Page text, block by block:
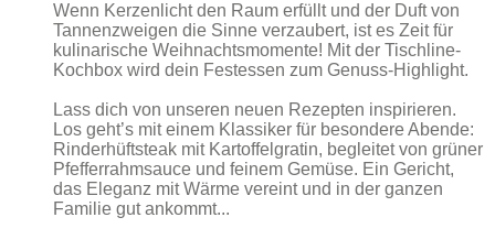
Wenn Kerzenlicht den Raum erfüllt und der Duft von
Tannenzweigen die Sinne verzaubert, ist es Zeit für
kulinarische Weihnachtsmomente! Mit der Tischline-
Kochbox wird dein Festessen zum Genuss-Highlight.
Lass dich von unseren neuen Rezepten inspirieren.
Los geht’s mit einem Klassiker für besondere Abende:
Rinderhüftsteak mit Kartoffelgratin, begleitet von grüner
Pfefferrahmsauce und feinem Gemüse. Ein Gericht,
das Eleganz mit Wärme vereint und in der ganzen
Familie gut ankommt...